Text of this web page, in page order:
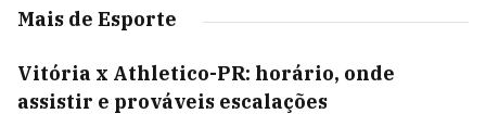
Mais de Esporte
Vitória x Athletico-PR: horário, onde
assistir e prováveis escalações